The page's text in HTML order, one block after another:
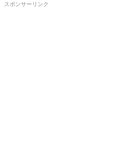
スポンサーリンク